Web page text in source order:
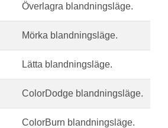
Överlagra blandningsläge.
Mörka blandningsläge.
Lätta blandningsläge.
ColorDodge blandningsläge.
ColorBurn blandningsläge.